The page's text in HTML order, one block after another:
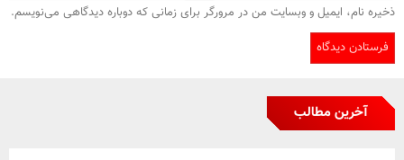
ذخیره نام، ایمیل و وبسایت من در مرورگر برای زمانی که دوباره دیدگاهی می‌نویسم.
آخرین مطالب